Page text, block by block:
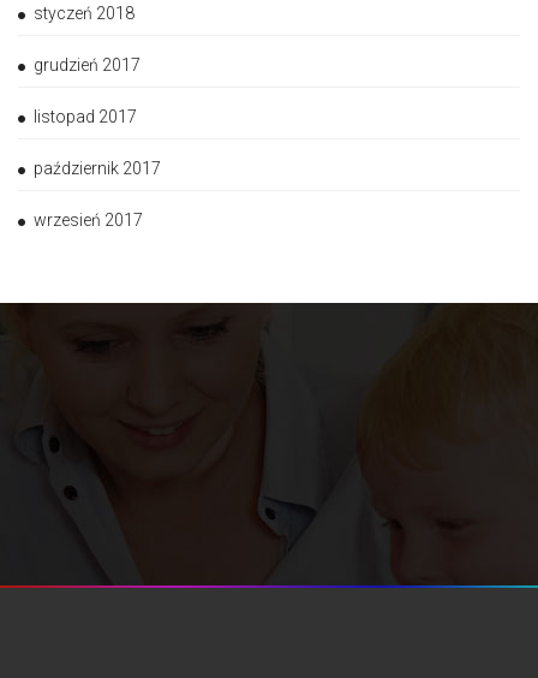
styczeń 2018
grudzień 2017
listopad 2017
październik 2017
wrzesień 2017